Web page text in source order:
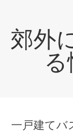
郊外
一戸建てバ